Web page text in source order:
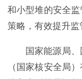
和小型堆的安全
策略，有效提升监
国家能源局
（国家核安全局